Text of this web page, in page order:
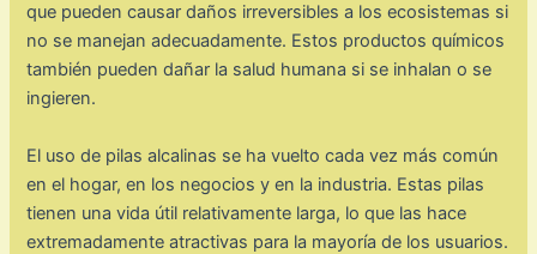
que pueden causar daños irreversibles a los ecosistemas si
no se manejan adecuadamente. Estos productos químicos
también pueden dañar la salud humana si se inhalan o se
ingieren.
El uso de pilas alcalinas se ha vuelto cada vez más común
en el hogar, en los negocios y en la industria. Estas pilas
tienen una vida útil relativamente larga, lo que las hace
extremadamente atractivas para la mayoría de los usuarios.